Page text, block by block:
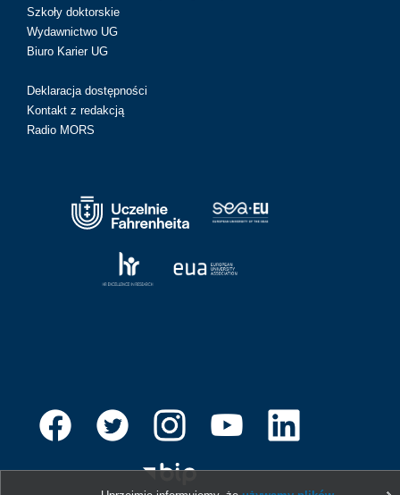
Szkoły doktorskie
Wydawnictwo UG
Biuro Karier UG
Deklaracja dostępności
Kontakt z redakcją
Radio MORS